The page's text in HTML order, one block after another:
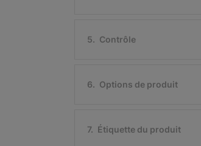
5. Contrôle
6. Options de produit
7. Étiquette du produit